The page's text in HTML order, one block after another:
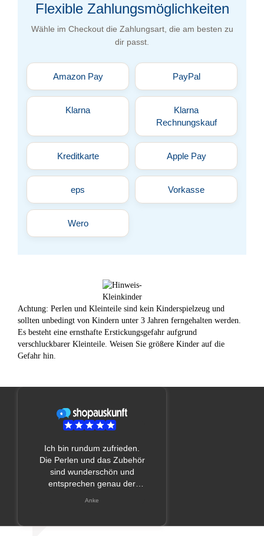
Flexible Zahlungsmöglichkeiten
Wähle im Checkout die Zahlungsart, die am besten zu
dir passt.
Amazon Pay PayPal
Klarna
Klarna
Rechnungskauf
Kreditkarte Apple Pay
eps Vorkasse
Wero
Achtung: Perlen und Kleinteile sind kein Kinderspielzeug und
sollten unbedingt von Kindern unter 3 Jahren ferngehalten werden.
Es besteht eine ernsthafte Erstickungsgefahr aufgrund
verschluckbarer Kleinteile. Weisen Sie größere Kinder auf die
Gefahr hin.